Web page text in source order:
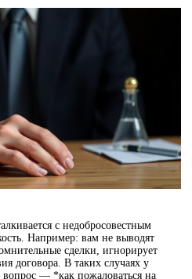
с недобросовестным
Например: вам не выводят
сделки, игнорирует
договора. В таких случаях у
— *как пожаловаться на